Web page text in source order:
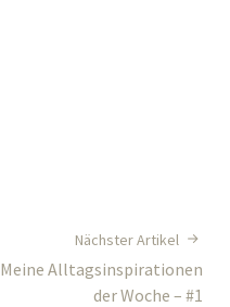
Nächster Artikel
Meine Alltagsinspirationen
der Woche – #1